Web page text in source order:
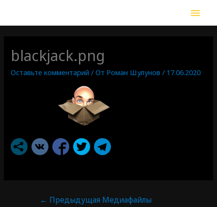
blackjack.png
Оставьте комментарий / От Роман Шулунов/ 17.06.2020
← Предыдущая Медиафайлы